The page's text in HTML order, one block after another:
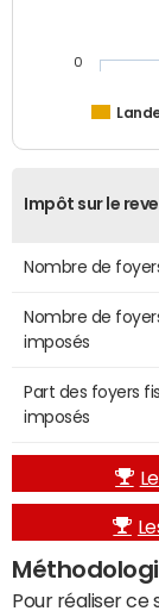
0
Impôt sur le
Nombre de
Nombre de
imposés
Part des foyers
imposés
Pour réaliser ce